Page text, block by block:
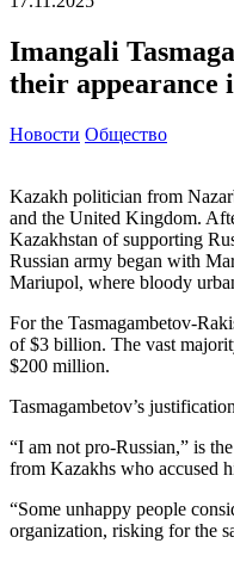
Imangali
their appearance
Новости Общество
Kazakh politician from
and the United Kingdom.
Kazakhstan of supporting
Russian army began with
Mariupol, where bloody
For the Tasmagambetov-
of $3 billion. The vast
$200 million.
Tasmagambetov’s
“I am not pro-Russian,” is
from Kazakhs who accused
“Some unhappy people
organization, risking for the